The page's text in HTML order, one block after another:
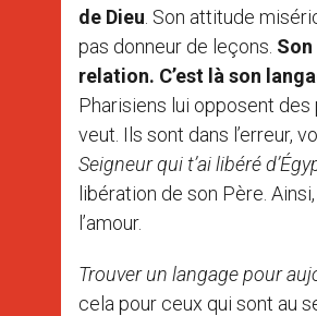
de Dieu . Son attitude
pas donneur de leçons.
relation. C’est là son
Pharisiens lui opposent des
veut. Ils sont dans l’erreur,
Seigneur qui t’ai libéré
libération de son Père.
l’amour.
Trouver un langage pour
cela pour ceux qui sont au